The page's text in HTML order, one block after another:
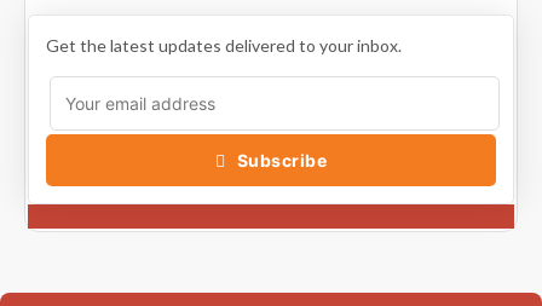
Get the latest updates delivered to your inbox.
Subscribe